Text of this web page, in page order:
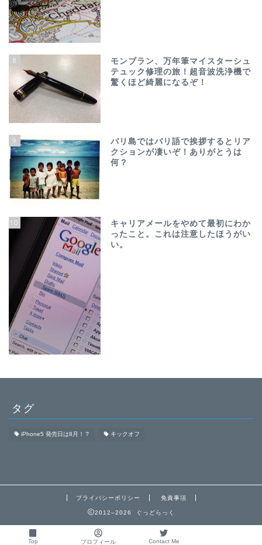
8
モンブラン、万年筆マイスターシュ
テュック修理の旅！超音波洗浄機で
驚くほど綺麗になるぞ！
9
バリ島ではバリ語で挨拶するとリア
クションが凄いぞ！ありがとうは
何？
10
キャリアメールをやめて最初にわか
ったこと。これは注意したほうがい
い。
タグ
iPhone5 発売日は8月！？ キックオフ
プライバシーポリシー 免責事項
2012–2026 ぐっどらっく
Top プロフィール Contact Me